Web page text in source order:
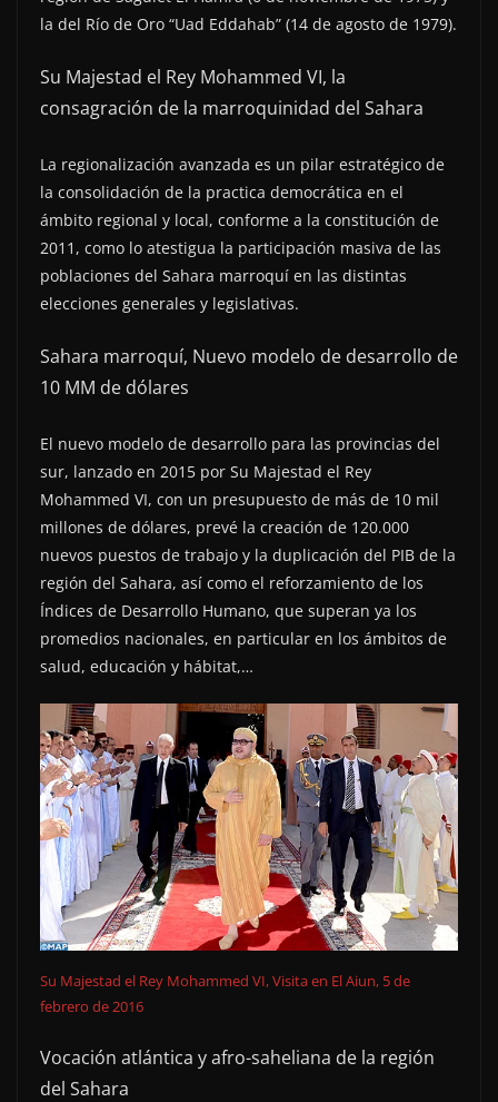
la del Río de Oro “Uad Eddahab” (14 de agosto de 1979).
Su Majestad el Rey Mohammed VI, la
consagración de la marroquinidad del Sahara
La regionalización avanzada es un pilar estratégico de
la consolidación de la practica democrática en el
ámbito regional y local, conforme a la constitución de
2011, como lo atestigua la participación masiva de las
poblaciones del Sahara marroquí en las distintas
elecciones generales y legislativas.
Sahara marroquí, Nuevo modelo de desarrollo de
10 MM de dólares
El nuevo modelo de desarrollo para las provincias del
sur, lanzado en 2015 por Su Majestad el Rey
Mohammed VI, con un presupuesto de más de 10 mil
millones de dólares, prevé la creación de 120.000
nuevos puestos de trabajo y la duplicación del PIB de la
región del Sahara, así como el reforzamiento de los
Índices de Desarrollo Humano, que superan ya los
promedios nacionales, en particular en los ámbitos de
salud, educación y hábitat,…
Su Majestad el Rey Mohammed VI, Visita en El Aiun, 5 de
febrero de 2016
Vocación atlántica y afro-saheliana de la región
del Sahara